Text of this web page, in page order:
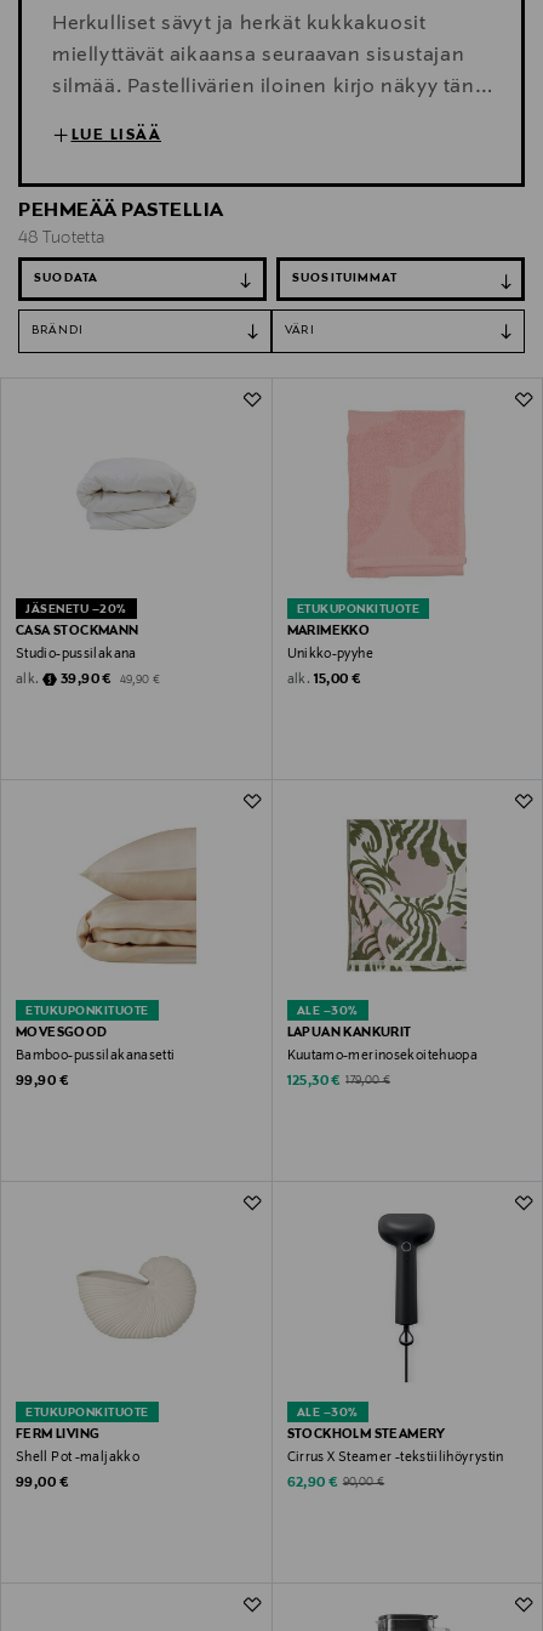
Herkulliset sävyt ja herkät kukkakuosit
miellyttävät aikaansa seuraavan sisustajan
silmää. Pastellivärien iloinen kirjo näkyy tänä
keväänä niin sisustustekstiileissä, kauniissa
LUE LISÄÄ
PEHMEÄÄ PASTELLIA
48 Tuotetta
SUODATA
BRÄNDI VÄRI
JÄSENETU –20%
CASA STOCKMANN
Studio-pussilakana
alk.
Discounted Price
39,90 € Original Price
49,90 €
ETUKUPONKITUOTE
MARIMEKKO
Unikko-pyyhe
alk. Original Price
15,00 €
ETUKUPONKITUOTE
MOVESGOOD
Bamboo-pussilakanasetti
Original Price
99,90 €
ALE –30%
LAPUAN KANKURIT
Kuutamo-merinosekoitehuopa
Discounted Price
125,30 € Original Price
179,00 €
ETUKUPONKITUOTE
FERM LIVING
Shell Pot -maljakko
Original Price
99,00 €
ALE –30%
STOCKHOLM STEAMERY
Cirrus X Steamer -tekstiilihöyrystin
Discounted Price
62,90 € Original Price
90,00 €